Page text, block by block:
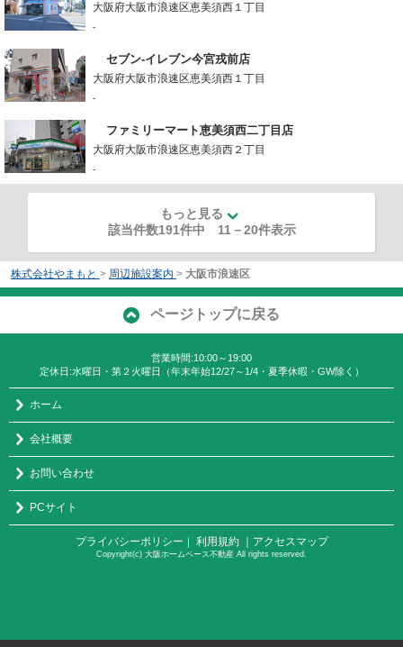
大阪府大阪市浪速区恵美須西１丁目
-
セブン-イレブン今宮戎前店
大阪府大阪市浪速区恵美須西１丁目
-
ファミリーマート恵美須西二丁目店
大阪府大阪市浪速区恵美須西２丁目
-
もっと見る
該当件数191件中 11 －20件表示
株式会社やまもと > 周辺施設案内 > 大阪市浪速区
ページトップに戻る
営業時間:10:00～19:00
定休日:水曜日・第２火曜日（年末年始12/27～1/4・夏季休暇・GW除く）
ホーム
会社概要
お問い合わせ
PCサイト
プライバシーポリシー ｜ 利用規約 ｜アクセスマップ
Copyright(c) 大阪ホームベース不動産 All rights reserved.